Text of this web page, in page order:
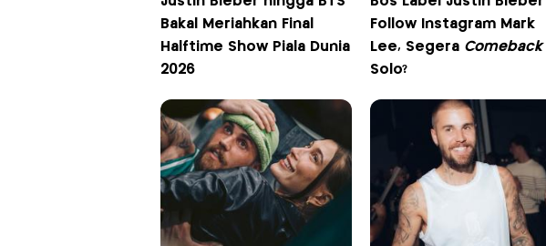
Bakal Meriahkan Final
Halftime Show Piala Dunia
2026
Follow Instagram Mark
Lee, Segera Comeback
Solo?